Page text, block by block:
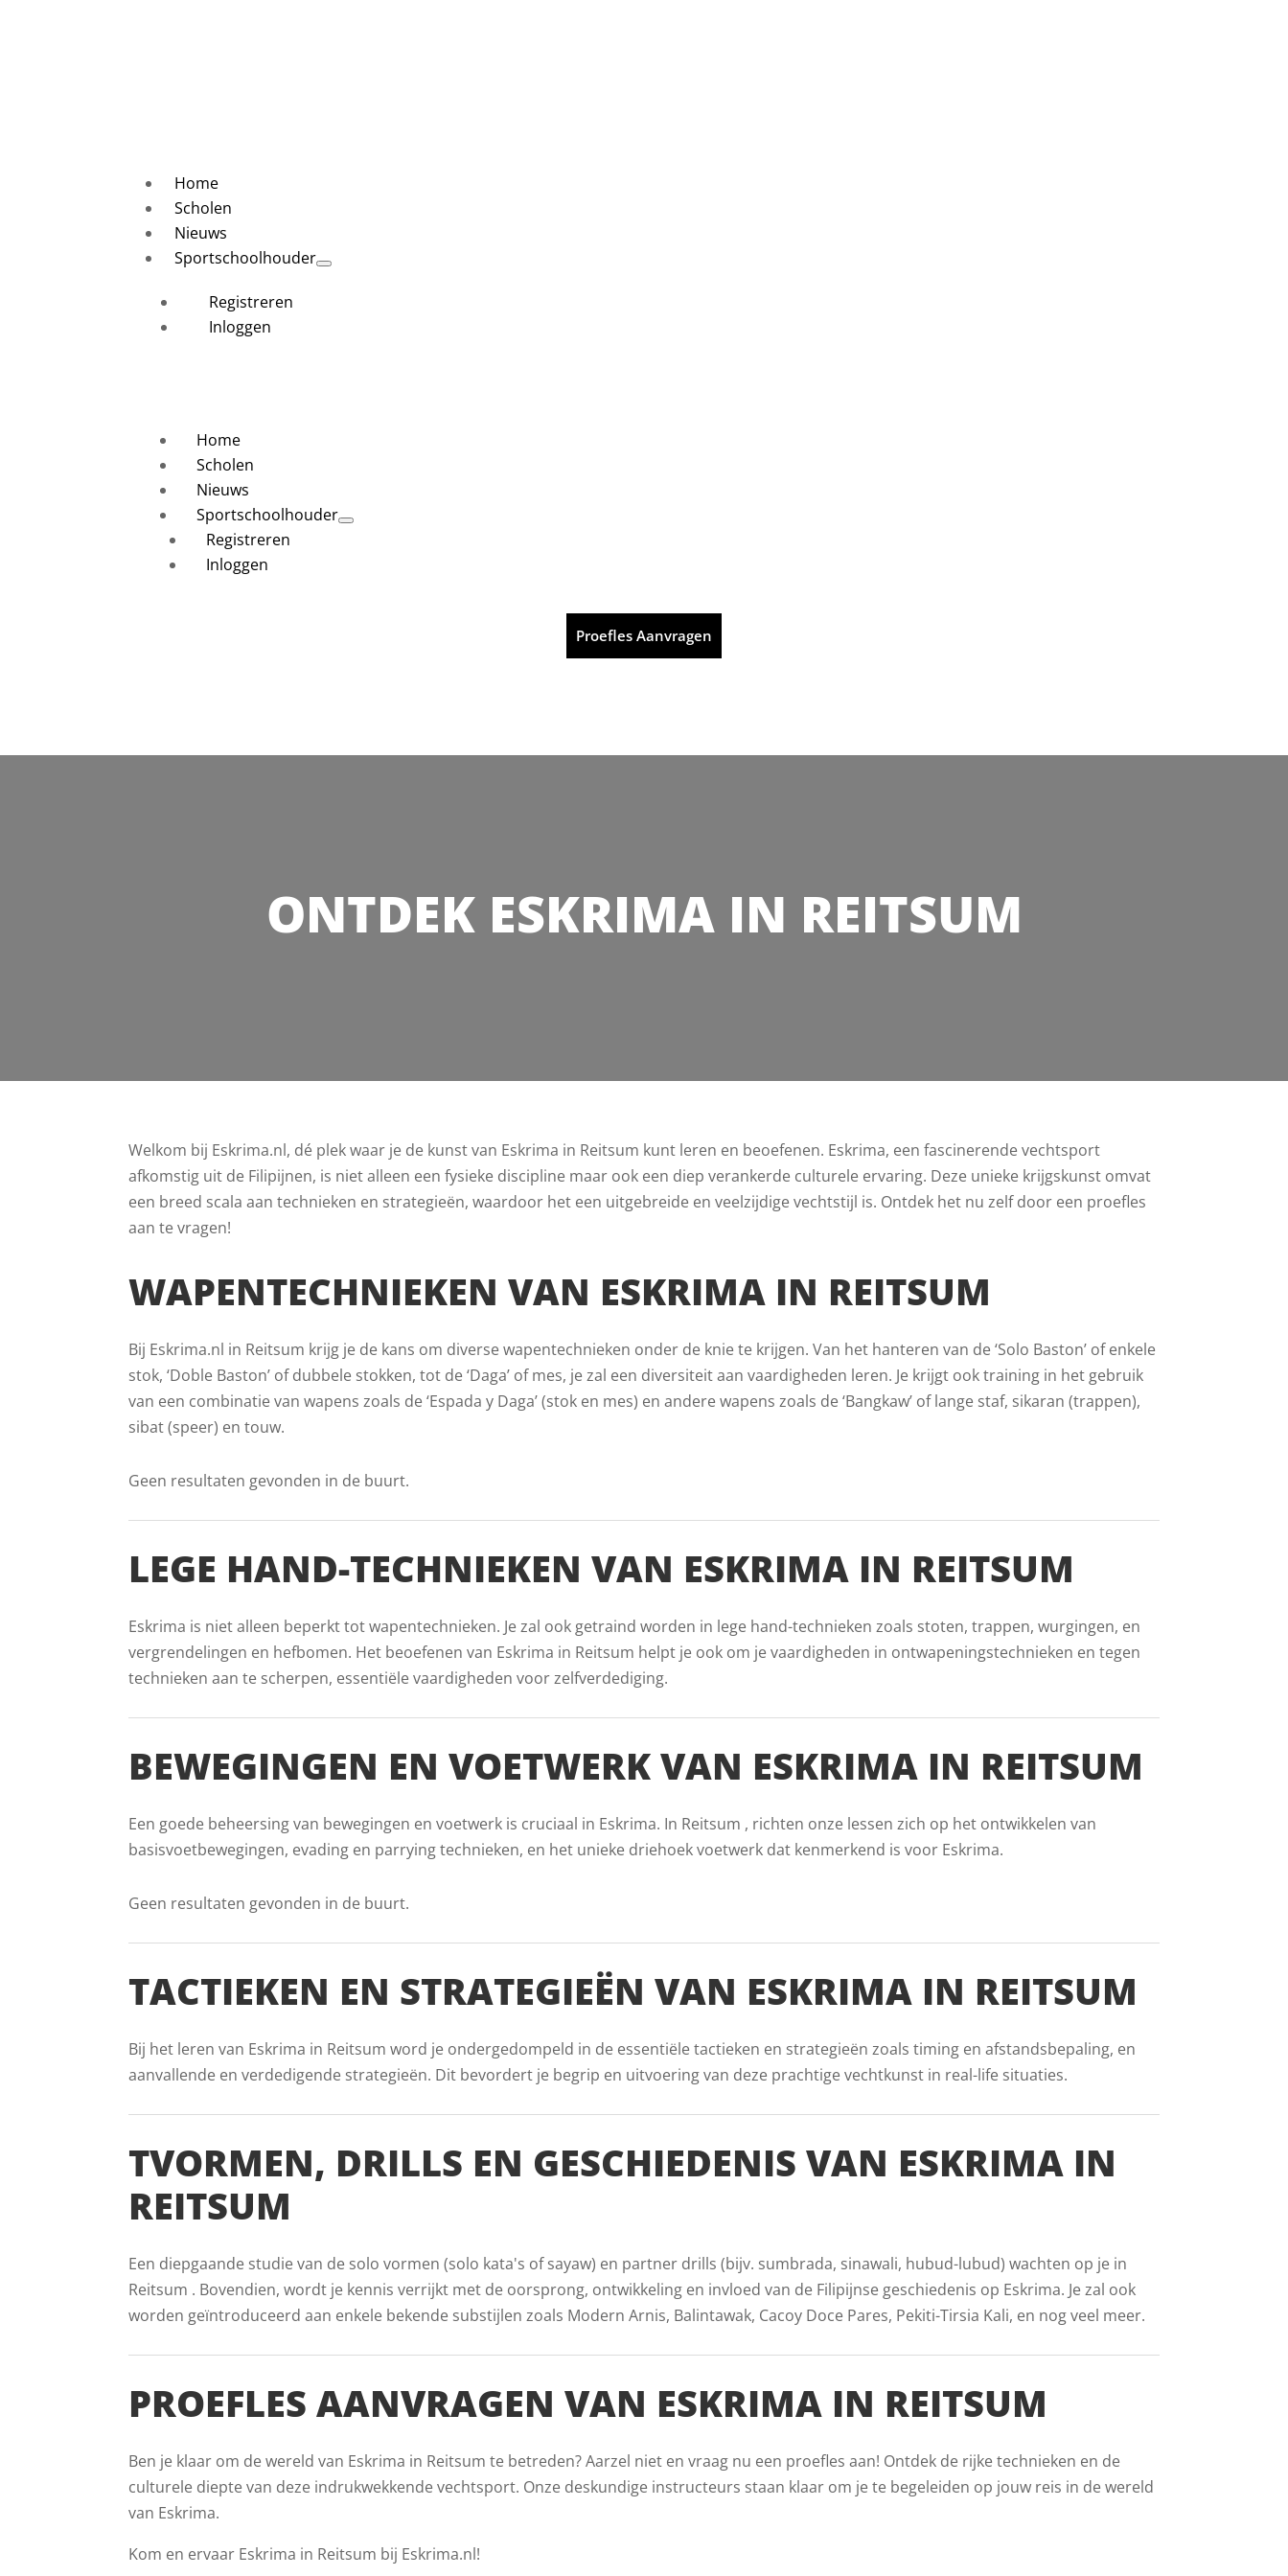
Home
Scholen
Nieuws
Sportschoolhouder
Registreren
Inloggen
Home
Scholen
Nieuws
Sportschoolhouder
Registreren
Inloggen
Proefles Aanvragen
ONTDEK ESKRIMA IN REITSUM
Welkom bij Eskrima.nl, dé plek waar je de kunst van Eskrima in Reitsum kunt leren en beoefenen. Eskrima, een fascinerende vechtsport
afkomstig uit de Filipijnen, is niet alleen een fysieke discipline maar ook een diep verankerde culturele ervaring. Deze unieke krijgskunst omvat
een breed scala aan technieken en strategieën, waardoor het een uitgebreide en veelzijdige vechtstijl is. Ontdek het nu zelf door een proefles
aan te vragen!
WAPENTECHNIEKEN VAN ESKRIMA IN REITSUM
Bij Eskrima.nl in Reitsum krijg je de kans om diverse wapentechnieken onder de knie te krijgen. Van het hanteren van de ‘Solo Baston’ of enkele
stok, ‘Doble Baston’ of dubbele stokken, tot de ‘Daga’ of mes, je zal een diversiteit aan vaardigheden leren. Je krijgt ook training in het gebruik
van een combinatie van wapens zoals de ‘Espada y Daga’ (stok en mes) en andere wapens zoals de ‘Bangkaw’ of lange staf, sikaran (trappen),
sibat (speer) en touw.
Geen resultaten gevonden in de buurt.
LEGE HAND-TECHNIEKEN VAN ESKRIMA IN REITSUM
Eskrima is niet alleen beperkt tot wapentechnieken. Je zal ook getraind worden in lege hand-technieken zoals stoten, trappen, wurgingen, en
vergrendelingen en hefbomen. Het beoefenen van Eskrima in Reitsum helpt je ook om je vaardigheden in ontwapeningstechnieken en tegen
technieken aan te scherpen, essentiële vaardigheden voor zelfverdediging.
BEWEGINGEN EN VOETWERK VAN ESKRIMA IN REITSUM
Een goede beheersing van bewegingen en voetwerk is cruciaal in Eskrima. In Reitsum , richten onze lessen zich op het ontwikkelen van
basisvoetbewegingen, evading en parrying technieken, en het unieke driehoek voetwerk dat kenmerkend is voor Eskrima.
Geen resultaten gevonden in de buurt.
TACTIEKEN EN STRATEGIEËN VAN ESKRIMA IN REITSUM
Bij het leren van Eskrima in Reitsum word je ondergedompeld in de essentiële tactieken en strategieën zoals timing en afstandsbepaling, en
aanvallende en verdedigende strategieën. Dit bevordert je begrip en uitvoering van deze prachtige vechtkunst in real-life situaties.
TVORMEN, DRILLS EN GESCHIEDENIS VAN ESKRIMA IN
REITSUM
Een diepgaande studie van de solo vormen (solo kata's of sayaw) en partner drills (bijv. sumbrada, sinawali, hubud-lubud) wachten op je in
Reitsum . Bovendien, wordt je kennis verrijkt met de oorsprong, ontwikkeling en invloed van de Filipijnse geschiedenis op Eskrima. Je zal ook
worden geïntroduceerd aan enkele bekende substijlen zoals Modern Arnis, Balintawak, Cacoy Doce Pares, Pekiti-Tirsia Kali, en nog veel meer.
PROEFLES AANVRAGEN VAN ESKRIMA IN REITSUM
Ben je klaar om de wereld van Eskrima in Reitsum te betreden? Aarzel niet en vraag nu een proefles aan! Ontdek de rijke technieken en de
culturele diepte van deze indrukwekkende vechtsport. Onze deskundige instructeurs staan klaar om je te begeleiden op jouw reis in de wereld
van Eskrima.
Kom en ervaar Eskrima in Reitsum bij Eskrima.nl!